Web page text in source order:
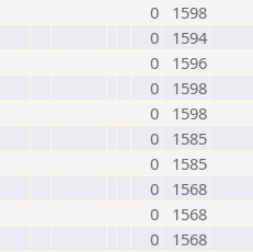
0
1598
0
1594
0
1596
0
1598
0
1598
0
1585
0
1585
0
1568
0
1568
0
1568